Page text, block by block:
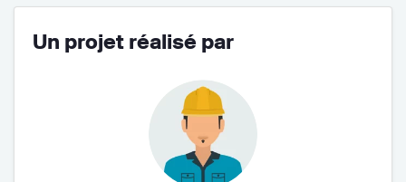
Un projet réalisé par